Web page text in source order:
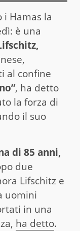
i Hamas la
è una
al confine
, ha detto
la forza di
il suo
di 85 anni,
due
Lifschitz e
uomini
in una
ha detto.